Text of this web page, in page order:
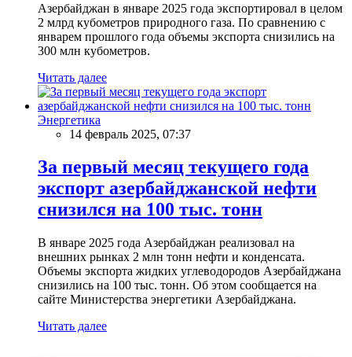
Азербайджан в январе 2025 года экспортировал в целом
2 млрд кубометров природного газа. По сравнению с
январем прошлого года объемы экспорта снизились на
300 млн кубометров.
Читать далее
Энергетика
14 февраль 2025, 07:37
За первый месяц текущего года
экспорт азербайджанской нефти
снизился на 100 тыс. тонн
В январе 2025 года Азербайджан реализовал на
внешних рынках 2 млн тонн нефти и конденсата.
Объемы экспорта жидких углеводородов Азербайджана
снизились на 100 тыс. тонн. Об этом сообщается на
сайте Министерства энергетики Азербайджана.
Читать далее